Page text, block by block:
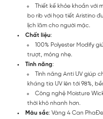
Thiết kế khỏe khoắn với
bo rib với họa tiết Aristino
lịch lãm cho người mặc.
Chất liệu:
100% Polyester Modify
trượt, mỏng nhẹ.
Tính năng:
Tính năng Anti UV giúp
kháng tia UV lên tới 98%,
Công nghệ Moisture
thời khô nhanh hơn.
Màu sắc: Vàng 4 Can